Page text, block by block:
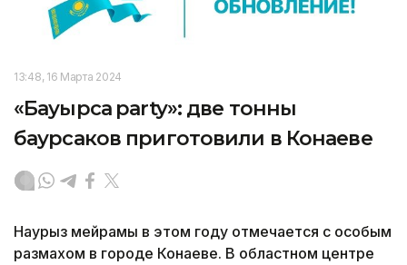
13:48, 16 Марта 2024
«Бауырсақ party»: две тонны
баурсаков приготовили в Конаеве
Наурыз мейрамы в этом году отмечается с особым
размахом в городе Конаеве. В областном центре